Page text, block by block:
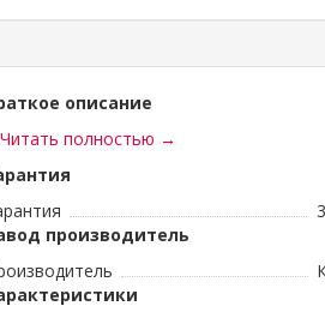
описание
Читать полностью →
производитель